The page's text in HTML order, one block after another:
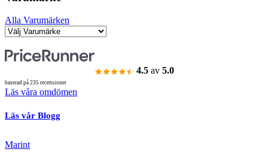
Alla Varumärken
4.5 av 5.0
baserad på 235 recensioner
Läs våra omdömen
Läs vår Blogg
Marint